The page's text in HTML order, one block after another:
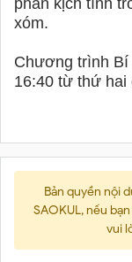
phần kịch tính
xóm.
Chương trình Bí
16:40 từ thứ hai
Bản quyền nội
SAOKUL, nếu
vui